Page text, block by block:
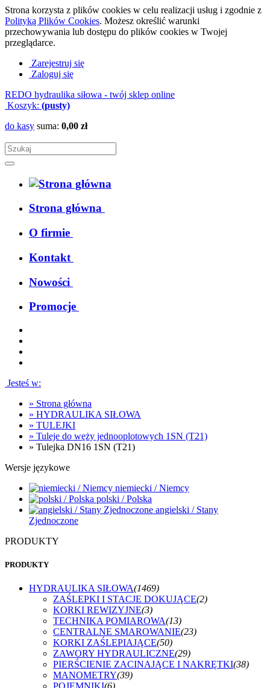
Strona korzysta z plików cookies w celu realizacji usług i zgodnie z
Polityką Plików Cookies. Możesz określić warunki
przechowywania lub dostępu do plików cookies w Twojej
przeglądarce.
Zarejestruj się
Zaloguj się
REDO hydraulika siłowa - twój sklep online
Koszyk: (pusty)
do kasy suma: 0,00 zł
Strona główna
O firmie
Kontakt
Nowości
Promocje
Jesteś w:
» Strona główna
» HYDRAULIKA SIŁOWA
» TULEJKI
» Tuleje do węży jednooplotowych 1SN (T21)
» Tulejka DN16 1SN (T21)
Wersje językowe
niemiecki / Niemcy
polski / Polska
angielski / Stany
Zjednoczone
PRODUKTY
PRODUKTY
HYDRAULIKA SIŁOWA(1469)
ZAŚLEPKI I STACJE DOKUJĄCE(2)
KORKI REWIZYJNE(3)
TECHNIKA POMIAROWA(13)
CENTRALNE SMAROWANIE(23)
KORKI ZAŚLEPIAJĄCE(50)
ZAWORY HYDRAULICZNE(29)
PIERŚCIENIE ZACINAJĄCE I NAKRĘTKI(38)
MANOMETRY(39)